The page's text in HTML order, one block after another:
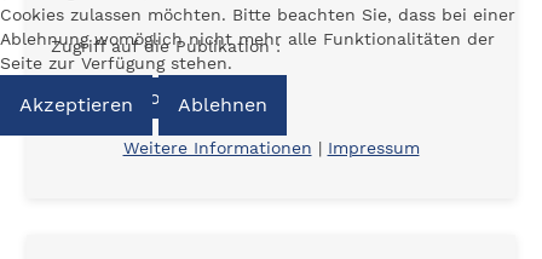
Zugriff auf die Publikation :
Download
Cookies zulassen möchten. Bitte beachten Sie, dass bei einer
Ablehnung womöglich nicht mehr alle Funktionalitäten der
Seite zur Verfügung stehen.
Akzeptieren Ablehnen
Weitere Informationen | Impressum